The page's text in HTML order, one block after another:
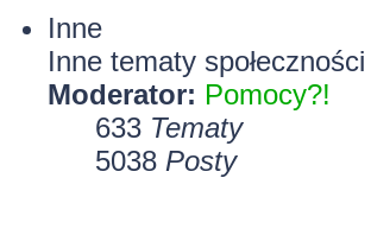
Inne
Inne tematy
Moderator: Pomocy?!
633 Tematy
5038 Posty